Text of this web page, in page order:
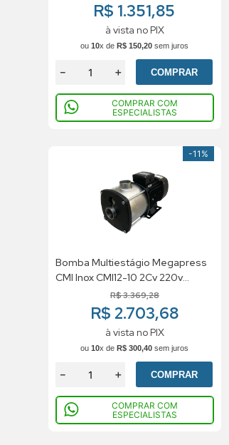
R$ 1.351,85
à vista no PIX
ou10x de R$ 150,20 sem juros
＋
－ COMPRAR
COMPRAR COM
ESPECIALISTAS
-11%
Bomba Multiestágio Megapress
CMI Inox CMI12-10 2Cv 220v
R$3.369,28
R$ 2.703,68
à vista no PIX
ou10x de R$ 300,40 sem juros
＋
－ COMPRAR
COMPRAR COM
ESPECIALISTAS